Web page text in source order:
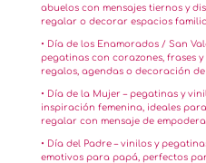
abuelos con mensajes tiernos y
regalar o decorar espacios
• Día de los Enamorados / San
pegatinas con corazones, frases
regalos, agendas o decoración de
• Día de la Mujer – pegatinas y
inspiración femenina, ideales
regalar con mensaje de
• Día del Padre – vinilos y
emotivos para papá, perfectos